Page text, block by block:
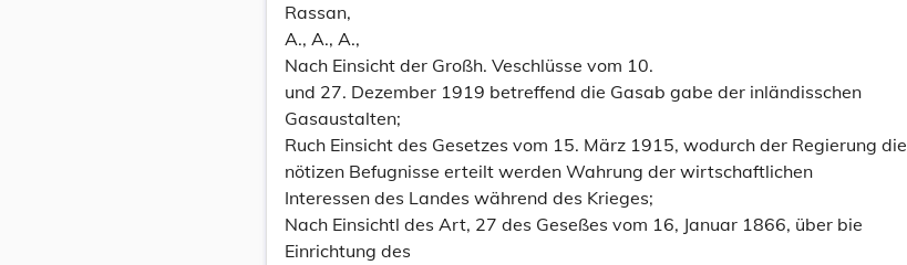
Rassan,
A., A., A.,
Nach Einsicht der Großh. Veschlüsse vom 10.
und 27. Dezember 1919 betreffend die Gasab gabe der inländisschen
Gasaustalten;
Ruch Einsicht des Gesetzes vom 15. März 1915, wodurch der Regierung die
nötizen Befugnisse erteilt werden Wahrung der wirtschaftlichen
Interessen des Landes während des Krieges;
Nach Einsichtl des Art, 27 des Geseßes vom 16, Januar 1866, über bie
Einrichtung des